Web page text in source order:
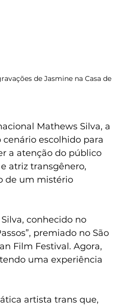
de Jasmine na Casa de
Mathews Silva, a
cenário escolhido para
a atenção do público
atriz transgênero,
de um mistério
conhecido no
premiado no São
Film Festival. Agora,
uma experiência
artista trans que,